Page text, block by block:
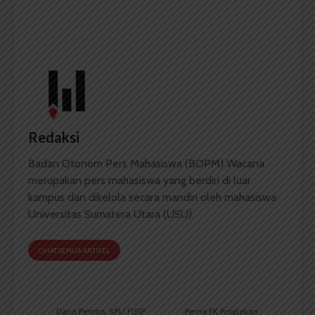
Redaksi
Badan Otonom Pers Mahasiswa (BOPM) Wacana
merupakan pers mahasiswa yang berdiri di luar
kampus dan dikelola secara mandiri oleh mahasiswa
Universitas Sumatera Utara (USU).
LIHAT SEMUA ARTIKEL
Dana Pemira, KPU FISIP Pema FK Progjakan